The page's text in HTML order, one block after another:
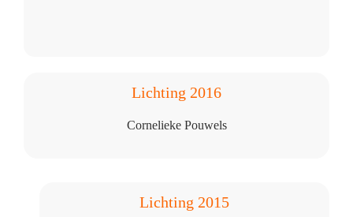
Lichting 2016
Cornelieke Pouwels
Lichting 2015